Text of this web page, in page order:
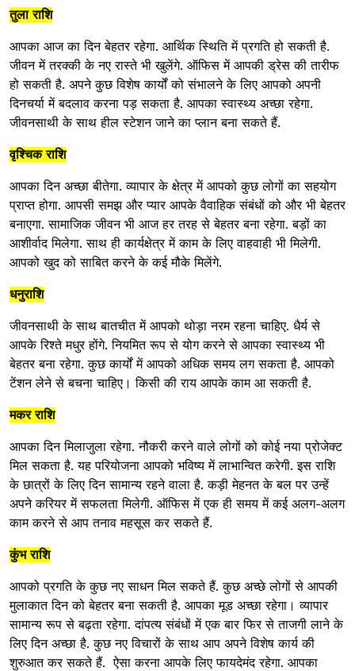
तुला राशि
आपका आज का दिन बेहतर रहेगा. आर्थिक स्थिति में प्रगति हो सकती है.
जीवन में तरक्की के नए रास्ते भी खुलेंगे. ऑफिस में आपकी ड्रेस की तारीफ
हो सकती है. अपने कुछ विशेष कार्यों को संभालने के लिए आपको अपनी
दिनचर्या में बदलाव करना पड़ सकता है. आपका स्वास्थ्य अच्छा रहेगा.
जीवनसाथी के साथ हील स्टेशन जाने का प्लान बना सकते हैं.
वृश्चिक राशि
आपका दिन अच्छा बीतेगा. व्यापार के क्षेत्र में आपको कुछ लोगों का सहयोग
प्राप्त होगा. आपसी समझ और प्यार आपके वैवाहिक संबंधों को और भी बेहतर
बनाएगा. सामाजिक जीवन भी आज हर तरह से बेहतर बना रहेगा. बड़ों का
आशीर्वाद मिलेगा. साथ ही कार्यक्षेत्र में काम के लिए वाहवाही भी मिलेगी.
आपको खुद को साबित करने के कई मौके मिलेंगे.
धनुराशि
जीवनसाथी के साथ बातचीत में आपको थोड़ा नरम रहना चाहिए. धैर्य से
आपके रिश्ते मधुर होंगे. नियमित रूप से योग करने से आपका स्वास्थ्य भी
बेहतर बना रहेगा. कुछ कार्यों में आपको अधिक समय लग सकता है. आपको
टेंशन लेने से बचना चाहिए। किसी की राय आपके काम आ सकती है.
मकर राशि
आपका दिन मिलाजुला रहेगा. नौकरी करने वाले लोगों को कोई नया प्रोजेक्ट
मिल सकता है. यह परियोजना आपको भविष्य में लाभान्वित करेगी. इस राशि
के छात्रों के लिए दिन सामान्य रहने वाला है. कड़ी मेहनत के बल पर उन्हें
अपने करियर में सफलता मिलेगी. ऑफिस में एक ही समय में कई अलग-अलग
काम करने से आप तनाव महसूस कर सकते हैं.
कुंभ राशि
आपको प्रगति के कुछ नए साधन मिल सकते हैं. कुछ अच्छे लोगों से आपकी
मुलाकात दिन को बेहतर बना सकती है. आपका मूड अच्छा रहेगा। व्यापार
सामान्य रूप से बढ़ता रहेगा. दांपत्य संबंधों में एक बार फिर से ताजगी लाने के
लिए दिन अच्छा है. कुछ नए विचारों के साथ आप अपने विशेष कार्य की
शुरुआत कर सकते हैं. ऐसा करना आपके लिए फायदेमंद रहेगा. आपका